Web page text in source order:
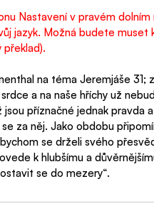
Nastavení v pravém dolním
jazyk. Možná budete muset
na téma Jeremjáše 31;
a na naše hříchy už
příznačné jednak pravda
za něj. Jako obdobu
se drželi svého
k hlubšímu a
se do mezery“.